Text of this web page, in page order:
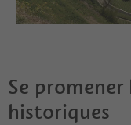
Se
historiques